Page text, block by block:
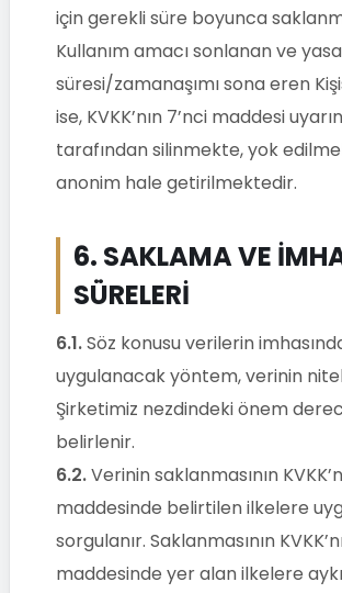
için gerekli süre boyunca
Kullanım amacı sonlanan ve
süresi/zamanaşımı sona eren
ise, KVKK’nın 7’nci maddesi
tarafından silinmekte, yok
anonim hale getirilmektedir.
6. SAKLAMA VE
SÜRELERİ
6.1.Söz konusu verilerin
uygulanacak yöntem, verinin
Şirketimiz nezdindeki önem
belirlenir.
6.2.Verinin saklanmasının
maddesinde belirtilen ilkelere
sorgulanır. Saklanmasının
maddesinde yer alan ilkelere